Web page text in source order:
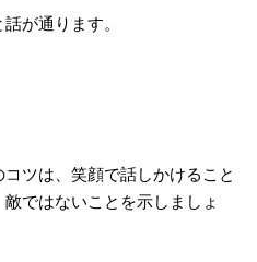
が通ります。
ツは、笑顔で話しかけること
ではないことを示しましょ